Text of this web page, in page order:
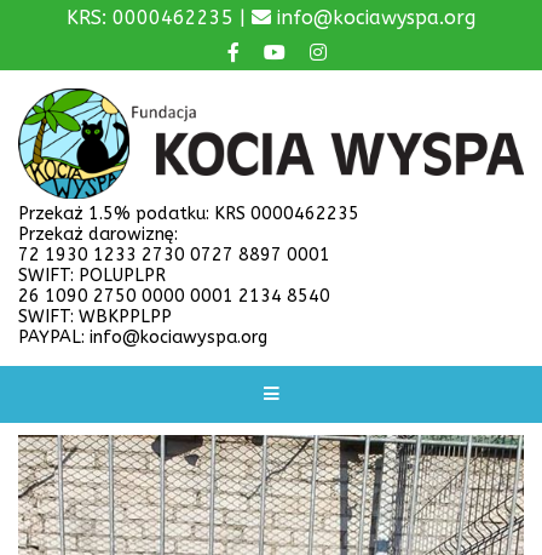
KRS: 0000462235 | info@kociawyspa.org
Przekaż 1.5% podatku: KRS 0000462235
Przekaż darowiznę:
72 1930 1233 2730 0727 8897 0001
SWIFT: POLUPLPR
26 1090 2750 0000 0001 2134 8540
SWIFT: WBKPPLPP
PAYPAL: info@kociawyspa.org